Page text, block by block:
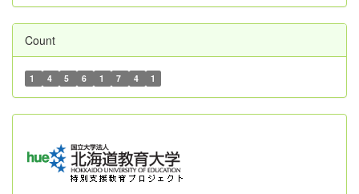
Count
1 4 5 6 1 7 4 1